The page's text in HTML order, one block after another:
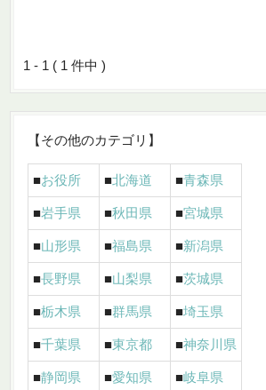
1 - 1 ( 1 件中 )
【その他のカテゴリ】
■お役所 ■北海道 ■青森県
■岩手県 ■秋田県 ■宮城県
■山形県 ■福島県 ■新潟県
■長野県 ■山梨県 ■茨城県
■栃木県 ■群馬県 ■埼玉県
■千葉県 ■東京都 ■神奈川県
■静岡県 ■愛知県 ■岐阜県